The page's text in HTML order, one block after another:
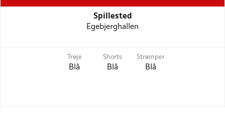
Spillested
Egebjerghallen
Trøje
Blå
Shorts
Blå
Strømper
Blå